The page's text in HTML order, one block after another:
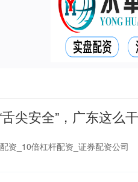
尖安全”，广东这么干
资_10倍杠杆配资_证券配资公司